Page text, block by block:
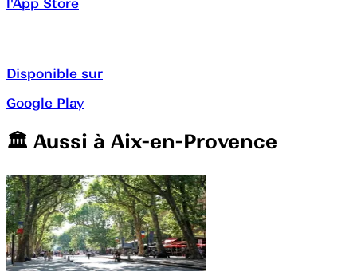
Disponible sur
Google Play
🏛️️ Aussi à Aix-en-Provence